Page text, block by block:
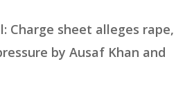
Charge sheet alleges rape,
by Ausaf Khan and